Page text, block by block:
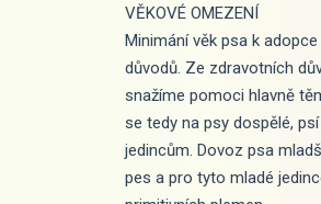
VĚKOVÉ OMEZENÍ
Minimání věk psa k
důvodů. Ze zdravotních
snažíme pomoci hlavně
se tedy na psy dospělé,
jedincům. Dovoz psa
pes a pro tyto mladé